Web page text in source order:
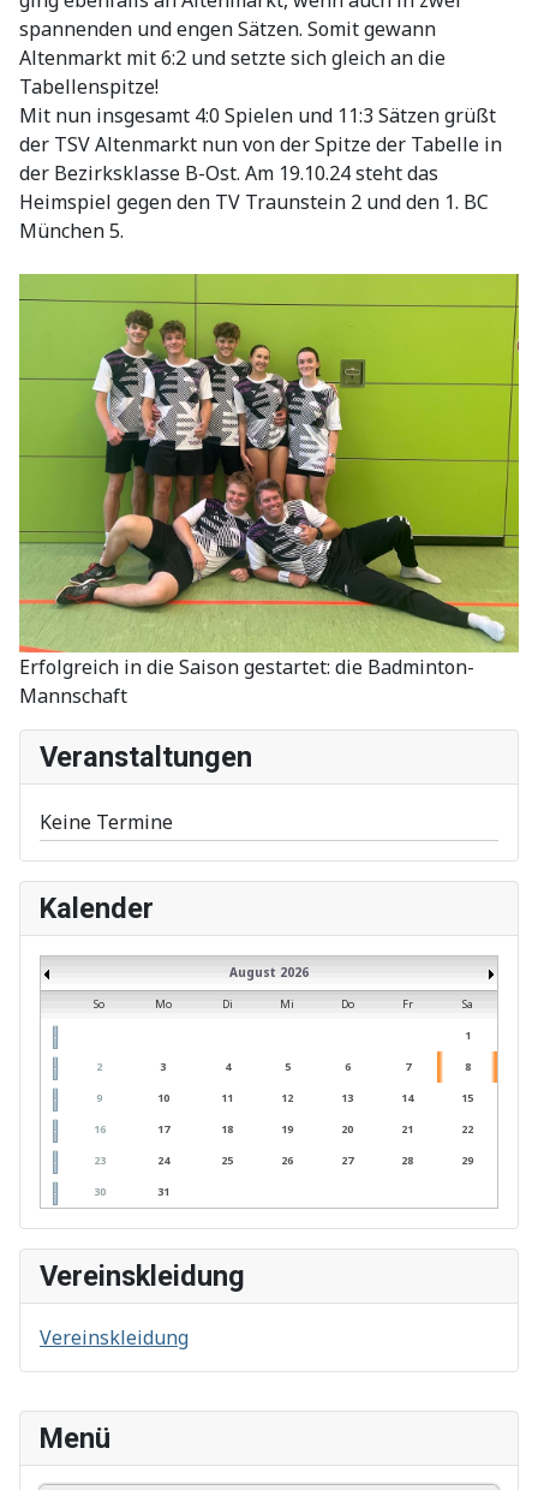
Menü
spannenden und engen Sätzen. Somit gewann
Altenmarkt mit 6:2 und setzte sich gleich an die
Tabellenspitze!
Mit nun insgesamt 4:0 Spielen und 11:3 Sätzen grüßt
der TSV Altenmarkt nun von der Spitze der Tabelle in
der Bezirksklasse B-Ost. Am 19.10.24 steht das
Heimspiel gegen den TV Traunstein 2 und den 1. BC
München 5.
Erfolgreich in die Saison gestartet: die Badminton-
Mannschaft
Veranstaltungen
Keine Termine
Kalender
August 2026
So Mo Di Mi Do Fr
Sa
1
2
3 4 5 6 7
8
9
10 11 12 13 14
15
16
17 18 19 20 21
22
23
24 25 26 27 28
29
30
31
Vereinskleidung
Vereinskleidung